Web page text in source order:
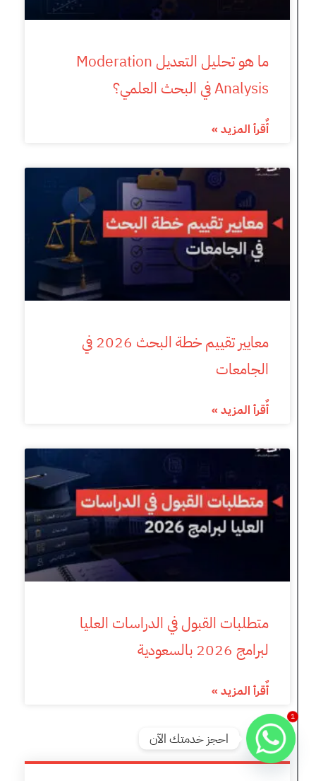
ما هو تحليل التعديل Moderation
Analysis في البحث العلمي؟
أٌقرأ المزيد »
معايير تقييم خطة البحث 2026 في
الجامعات
أٌقرأ المزيد »
متطلبات القبول في الدراسات العليا
لبرامج 2026 بالسعودية
أٌقرأ المزيد »
1
احجز خدمتك الآن